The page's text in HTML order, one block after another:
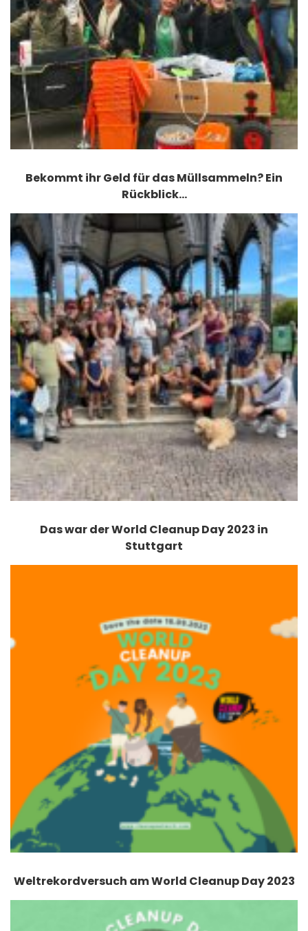
Bekommt ihr Geld für das Müllsammeln? Ein
Rückblick…
Das war der World Cleanup Day 2023 in
Stuttgart
Weltrekordversuch am World Cleanup Day 2023